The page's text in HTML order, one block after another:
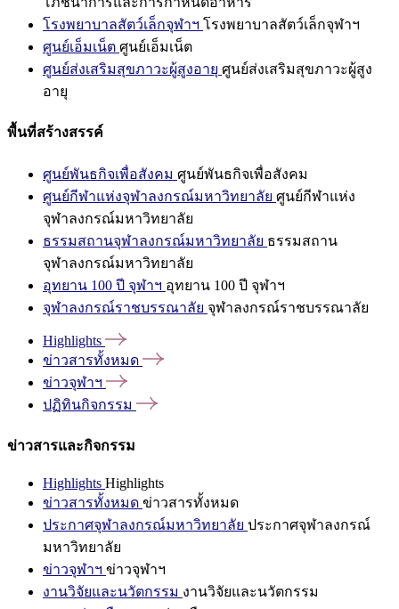
โรงพยาบาลสัตว์เล็กจุฬาฯ โรงพยาบาลสัตว์เล็กจุฬาฯ
ศูนย์เอ็มเน็ต ศูนย์เอ็มเน็ต
ศูนย์ส่งเสริมสุขภาวะผู้สูงอายุ ศูนย์ส่งเสริมสุขภาวะผู้สูง
อายุ
พื้นที่สร้างสรรค์
ศูนย์พันธกิจเพื่อสังคม ศูนย์พันธกิจเพื่อสังคม
ศูนย์กีฬาแห่งจุฬาลงกรณ์มหาวิทยาลัย ศูนย์กีฬาแห่ง
จุฬาลงกรณ์มหาวิทยาลัย
ธรรมสถานจุฬาลงกรณ์มหาวิทยาลัย ธรรมสถาน
จุฬาลงกรณ์มหาวิทยาลัย
อุทยาน 100 ปี จุฬาฯ อุทยาน 100 ปี จุฬาฯ
จุฬาลงกรณ์ราชบรรณาลัย จุฬาลงกรณ์ราชบรรณาลัย
Highlights
ข่าวสารทั้งหมด
ข่าวจุฬาฯ
ปฏิทินกิจกรรม
ข่าวสารและกิจกรรม
Highlights Highlights
ข่าวสารทั้งหมด ข่าวสารทั้งหมด
ประกาศจุฬาลงกรณ์มหาวิทยาลัย ประกาศจุฬาลงกรณ์
มหาวิทยาลัย
ข่าวจุฬาฯ ข่าวจุฬาฯ
งานวิจัยและนวัตกรรม งานวิจัยและนวัตกรรม